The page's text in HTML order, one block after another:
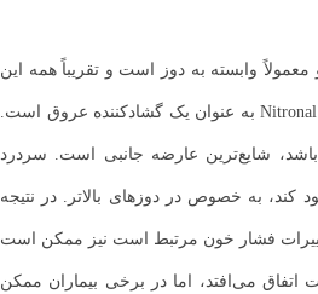
وابسته به دوز است و تقریباً همه این
واکنش‌ها نتیجه فعالیت Nitronal Aqueous به عنوان یک گشادکننده عروق است.
شایع‌ترین عارضه جانبی است. سردرد
کند، به خصوص در دوزهای بالاتر. در نتیجه
فشار خون مرتبط است نیز ممکن است
می‌افتد، اما در برخی بیماران ممکن